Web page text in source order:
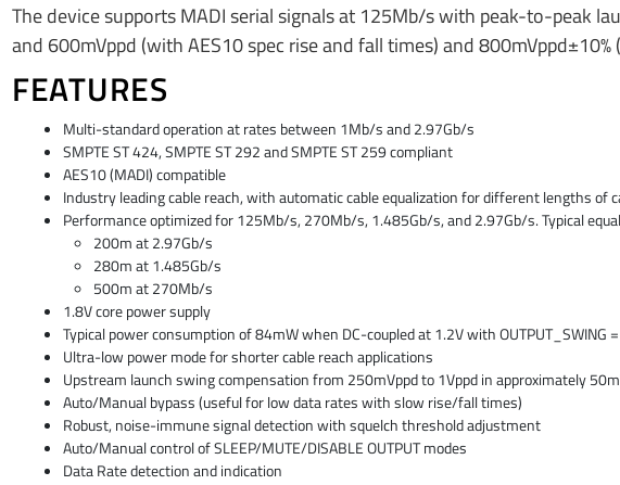
The device supports MADI serial signals at 125Mb/s with peak-to-peak
and 600mVppd (with AES10 spec rise and fall times) and
FEATURES
Multi-standard operation at rates between 1Mb/s and 2.97Gb/s
SMPTE ST 424, SMPTE ST 292 and SMPTE ST 259 compliant
AES10 (MADI) compatible
Industry leading cable reach, with automatic cable equalization for different lengths of
Performance optimized for 125Mb/s, 270Mb/s, 1.485Gb/s, and 2.97Gb/s. Typical
200m at 2.97Gb/s
280m at 1.485Gb/s
500m at 270Mb/s
1.8V core power supply
Typical power consumption of 84mW when DC-coupled at 1.2V with OUTPUT_SWING
Ultra-low power mode for shorter cable reach applications
Upstream launch swing compensation from 250mVppd to 1Vppd in approximately
Auto/Manual bypass (useful for low data rates with slow rise/fall times)
Robust, noise-immune signal detection with squelch threshold adjustment
Auto/Manual control of SLEEP/MUTE/DISABLE OUTPUT modes
Data Rate detection and indication